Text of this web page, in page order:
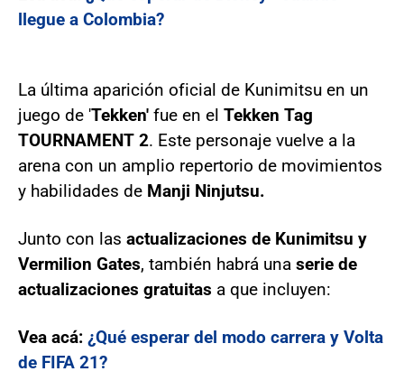
llegue a Colombia?
La última aparición oficial de Kunimitsu en un
juego de 'Tekken' fue en el Tekken Tag
TOURNAMENT 2. Este personaje vuelve a la
arena con un amplio repertorio de movimientos
y habilidades de Manji Ninjutsu.
Junto con las actualizaciones de Kunimitsu y
Vermilion Gates, también habrá una serie de
actualizaciones gratuitas a que incluyen:
Vea acá: ¿Qué esperar del modo carrera y Volta
de FIFA 21?